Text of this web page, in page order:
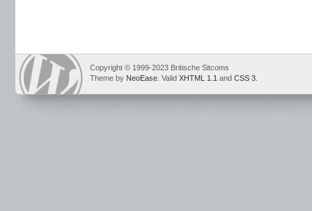
Copyright © 1999-2023 Britische Sitcoms
Theme by NeoEase . Valid XHTML 1.1 and CSS 3